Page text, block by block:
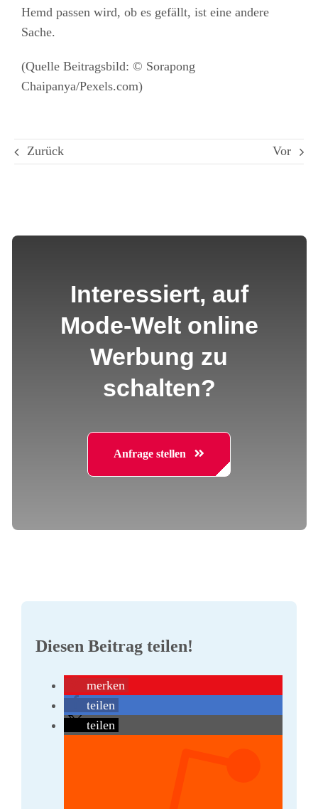
Hemd passen wird, ob es gefällt, ist eine andere
Sache.
(Quelle Beitragsbild: © Sorapong
Chaipanya/Pexels.com)
Zurück Vor
Interessiert, auf
Mode-Welt online
Werbung zu
schalten?
Anfrage stellen
Diesen Beitrag teilen!
merken
teilen
teilen